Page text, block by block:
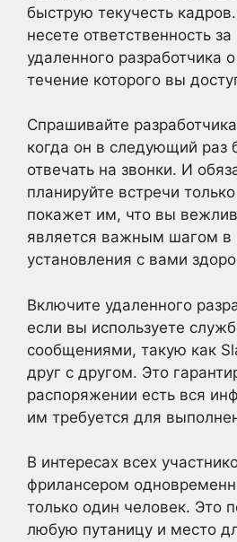
быструю текучесть
несете ответственность
удаленного разработчика
течение которого вы
Спрашивайте
когда он в следующий раз
отвечать на звонки. И
планируйте встречи
покажет им, что вы
является важным шагом в
установления с вами
Включите удаленного
если вы используете
сообщениями, такую как
друг с другом. Это
распоряжении есть вся
им требуется для
В интересах всех
фрилансером
только один человек. Это
любую путаницу и место